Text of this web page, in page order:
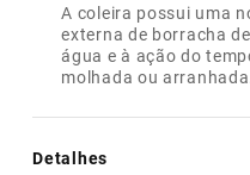
A coleira possui uma
externa de borracha
água e à ação do
molhada ou
Detalhes